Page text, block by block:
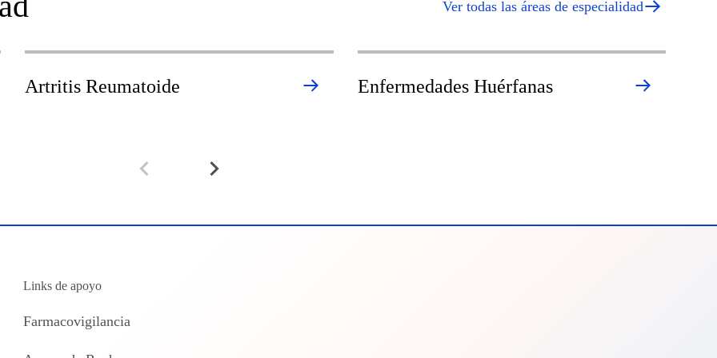
Ver todas las áreas de especialidad
Artritis Reumatoide Enfermedades Huérfanas
Links de apoyo
Farmacovigilancia